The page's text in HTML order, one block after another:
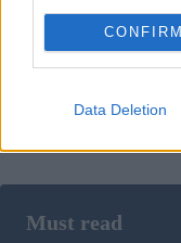
CONFIRM
Data Deletion
Post Comment